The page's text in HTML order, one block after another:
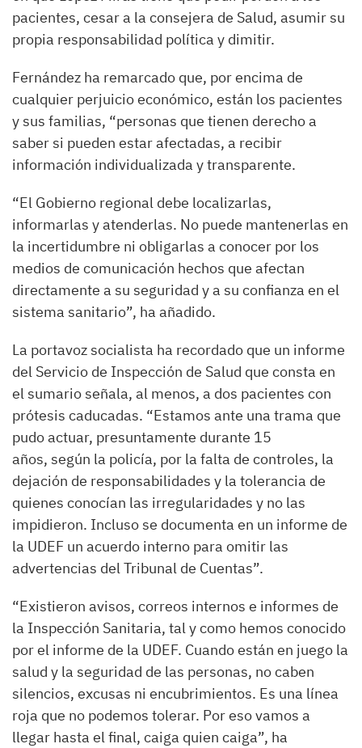
pacientes, cesar a la consejera de Salud, asumir su
propia responsabilidad política y dimitir.
Fernández ha remarcado que, por encima de
cualquier perjuicio económico, están los pacientes
y sus familias, “personas que tienen derecho a
saber si pueden estar afectadas, a recibir
información individualizada y transparente.
“El Gobierno regional debe localizarlas,
informarlas y atenderlas. No puede mantenerlas en
la incertidumbre ni obligarlas a conocer por los
medios de comunicación hechos que afectan
directamente a su seguridad y a su confianza en el
sistema sanitario”, ha añadido.
La portavoz socialista ha recordado que un informe
del Servicio de Inspección de Salud que consta en
el sumario señala, al menos, a dos pacientes con
prótesis caducadas. “Estamos ante una trama que
pudo actuar, presuntamente durante 15
años, según la policía, por la falta de controles, la
dejación de responsabilidades y la tolerancia de
quienes conocían las irregularidades y no las
impidieron. Incluso se documenta en un informe de
la UDEF un acuerdo interno para omitir las
advertencias del Tribunal de Cuentas”.
“Existieron avisos, correos internos e informes de
la Inspección Sanitaria, tal y como hemos conocido
por el informe de la UDEF. Cuando están en juego la
salud y la seguridad de las personas, no caben
silencios, excusas ni encubrimientos. Es una línea
roja que no podemos tolerar. Por eso vamos a
llegar hasta el final, caiga quien caiga”, ha